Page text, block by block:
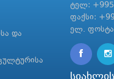
და
ტელ:
ფაქსი:
ელ.